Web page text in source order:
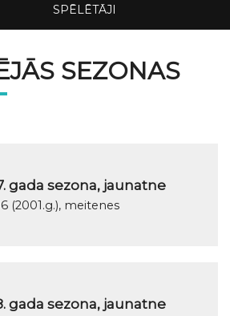
SPĒLĒTĀJI
SEZONAS
gada sezona, jaunatne
(2001.g.), meitenes
gada sezona, jaunatne